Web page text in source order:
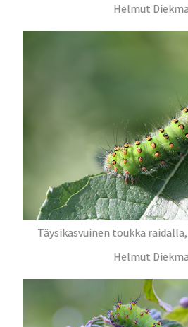
Helmut
Täysikasvuinen toukka
Helmut